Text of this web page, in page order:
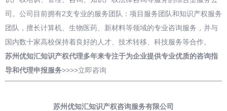
司。公司目前拥有2支专业的服务团队：项目服务团队和知识产权服务
团队，擅长计算机、生物医药、新材料等领域的专业咨询服务，并与
国内数十家高校保持着良好的人才、技术转移、科技服务等合作。
苏州优知汇知识产权代理多年来专注于为企业提供专业优质的咨询指
导和代理申报 服务>>>>立即咨询
苏州优知汇知识产权咨询服务有限公司